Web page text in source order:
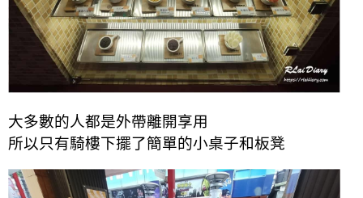
大多數的人都是外帶離開享用
所以只有騎樓下擺了簡單的小桌子和板凳